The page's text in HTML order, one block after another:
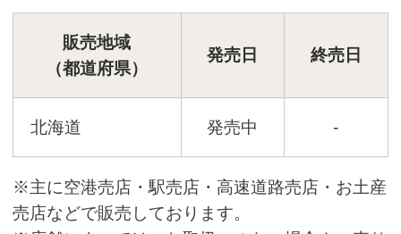
販売地域
（都道府県）
発売日 終売日
北海道 発売中 -
※主に空港売店・駅売店・高速道路売店・お土産
売店などで販売しております。